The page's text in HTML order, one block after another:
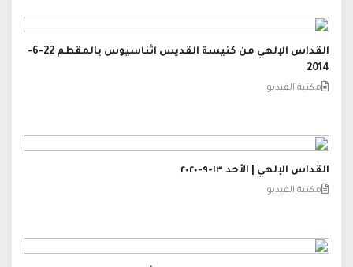
القداس الإلهي من كنيسة القديس اثناسيوس بالمقطم 22-6-
2014
مكتبة الفيديو
القداس الإلهي | الأحد ١٣-٩-٢٠٢٠
مكتبة الفيديو